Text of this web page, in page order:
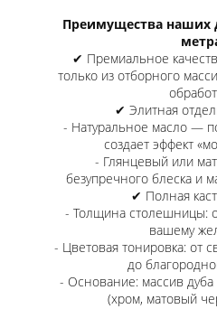
Преимущества наших
✔ Премиальное
только из отборного
✔ Элитная
- Натуральное масло —
создает эффект
- Глянцевый или
безупречного блеска и
✔ Полная
- Толщина столешницы:
вашему
- Цветовая тонировка: от
до
- Основание: массив
(хром, матовый